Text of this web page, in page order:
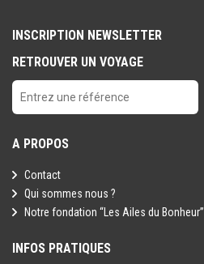
INSCRIPTION NEWSLETTER
RETROUVER UN VOYAGE
A PROPOS
Contact
Qui sommes nous ?
Notre fondation “Les Ailes du Bonheur”
INFOS PRATIQUES